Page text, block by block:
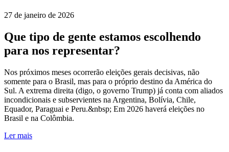
27 de janeiro de 2026
Que tipo de gente estamos escolhendo
para nos representar?
Nos próximos meses ocorrerão eleições gerais decisivas, não
somente para o Brasil, mas para o próprio destino da América do
Sul. A extrema direita (digo, o governo Trump) já conta com aliados
incondicionais e subservientes na Argentina, Bolívia, Chile,
Equador, Paraguai e Peru.&nbsp; Em 2026 haverá eleições no
Brasil e na Colômbia.
Ler mais